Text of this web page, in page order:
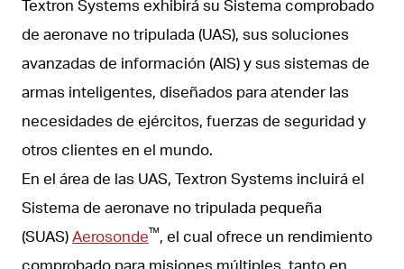
Textron Systems exhibirá su Sistema comprobado
de aeronave no tripulada (UAS), sus soluciones
avanzadas de información (AIS) y sus sistemas de
armas inteligentes, diseñados para atender las
necesidades de ejércitos, fuerzas de seguridad y
otros clientes en el mundo.
En el área de las UAS, Textron Systems incluirá el
Sistema de aeronave no tripulada pequeña
(SUAS)Aerosonde™, el cual ofrece un rendimiento
comprobado para misiones múltiples, tanto en